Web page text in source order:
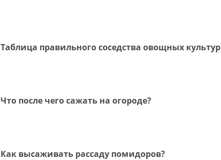
Таблица правильного соседства овощных культур
Что после чего сажать на огороде?
Как высаживать рассаду помидоров?